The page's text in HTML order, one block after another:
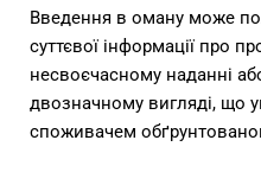
Введення в оману може
суттєвої інформації про
несвоєчасному наданні
двозначному вигляді, що
споживачем